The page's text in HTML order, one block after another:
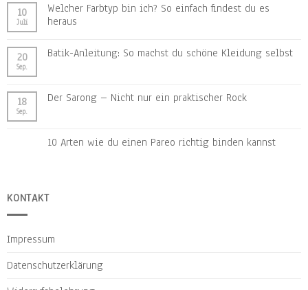
10
Juli
Welcher Farbtyp bin ich? So einfach findest du es
heraus
20
Sep.
Batik-Anleitung: So machst du schöne Kleidung selbst
18
Sep.
Der Sarong – Nicht nur ein praktischer Rock
10 Arten wie du einen Pareo richtig binden kannst
KONTAKT
Impressum
Datenschutzerklärung